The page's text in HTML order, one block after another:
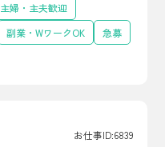
主婦・主夫歓迎
副業・WワークOK
急募
お仕事ID:6839